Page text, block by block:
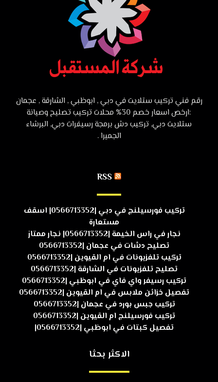
رقم فني تركيب ستلايت في دبي , ابوظبي , الشارقة , عجمان
:ارخص اسعار خصم 30% محلات تركيب تصليح وصيانة
ستلايت دبي, تركيب دش برمجة رسيفرات دبي, البرشاء
الجميرا .
RSS
تركيب فورسيلنج في دبي |0566713352| اسقف
مستعارة
نجار في راس الخيمة |0566713352| نجار ممتاز
تصليح دشات في عجمان |0566713352
تركيب تلفزيونات في ام القيوين |0566713352
تصليح تلفزيونات في الشارقة |0566713352
تركيب رسيفر واي فاي في ابوظبي |0566713352
تفصيل خزائن ملابس في ام القيوين |0566713352
تركيب جبس بورد في عجمان |0566713352
تركيب فورسيلنج ام القيوين |0566713352
تفصيل كبتات في ابوظبي |0566713352|
الاكثر بحثا